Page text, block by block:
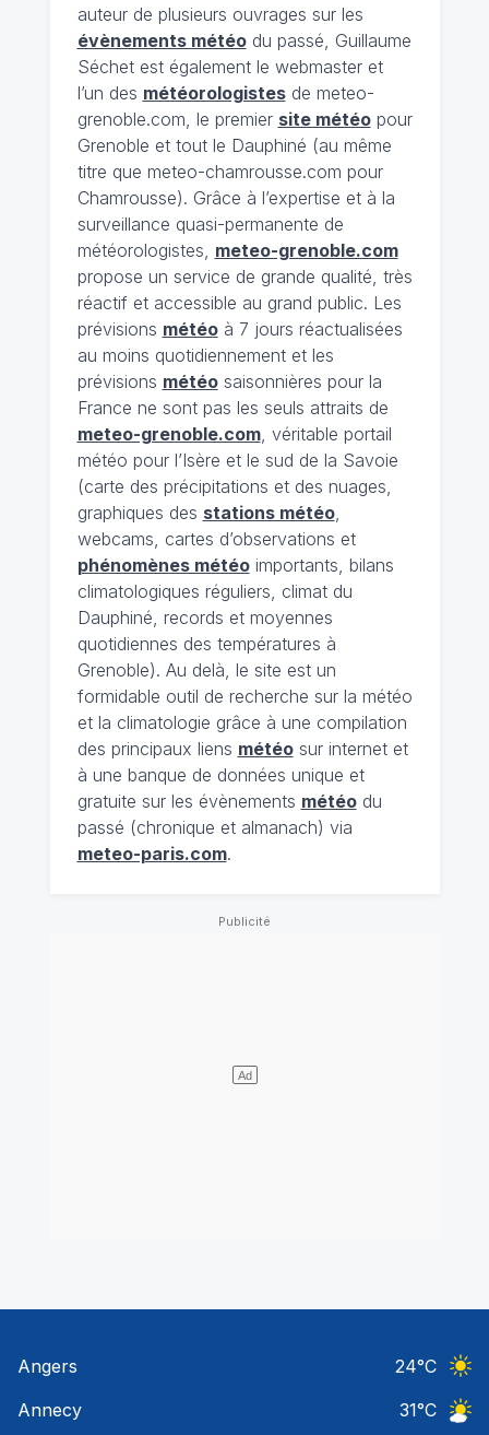
auteur de plusieurs ouvrages sur les
évènements météodu passé, Guillaume
Séchet est également le webmaster et
l’un des météorologistesde meteo-
grenoble.com, le premier site météopour
Grenoble et tout le Dauphiné (au même
titre que meteo-chamrousse.com pour
Chamrousse). Grâce à l’expertise et à la
surveillance quasi-permanente de
météorologistes, meteo-grenoble.com
propose un service de grande qualité, très
réactif et accessible au grand public. Les
prévisions météoà 7 jours réactualisées
au moins quotidiennement et les
prévisions météosaisonnières pour la
France ne sont pas les seuls attraits de
meteo-grenoble.com, véritable portail
météo pour l’Isère et le sud de la Savoie
(carte des précipitations et des nuages,
graphiques des stations météo,
webcams, cartes d’observations et
phénomènes météoimportants, bilans
climatologiques réguliers, climat du
Dauphiné, records et moyennes
quotidiennes des températures à
Grenoble). Au delà, le site est un
formidable outil de recherche sur la météo
et la climatologie grâce à une compilation
des principaux liens météosur internet et
à une banque de données unique et
gratuite sur les évènements météodu
passé (chronique et almanach) via
meteo-paris.com.
Angers 24°C
Annecy
31°C